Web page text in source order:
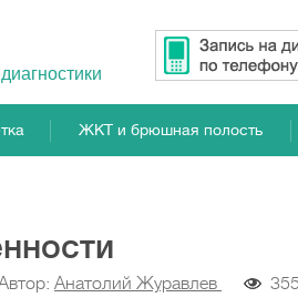
ЖКТ и брюшная полость
Анатолий Журавлев